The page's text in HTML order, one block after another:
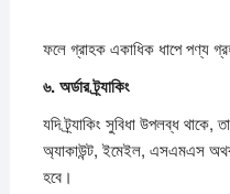
ফলে গ্রাহক একাধিক ধাপে পণ্য
৬.অর্ডারট্র্যাকিং
যদি ট্র্যাকিং সুবিধা উপলব্ধ থাকে,
অ্যাকাউন্ট, ইমেইল, এসএমএস
হবে।